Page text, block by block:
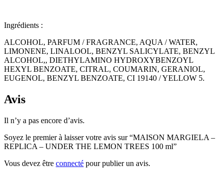
Ingrédients :
ALCOHOL, PARFUM / FRAGRANCE, AQUA / WATER,
LIMONENE, LINALOOL, BENZYL SALICYLATE, BENZYL
ALCOHOL,, DIETHYLAMINO HYDROXYBENZOYL
HEXYL BENZOATE, CITRAL, COUMARIN, GERANIOL,
EUGENOL, BENZYL BENZOATE, CI 19140 / YELLOW 5.
Avis
Il n’y a pas encore d’avis.
Soyez le premier à laisser votre avis sur “MAISON MARGIELA –
REPLICA – UNDER THE LEMON TREES 100 ml”
Vous devez être connecté pour publier un avis.